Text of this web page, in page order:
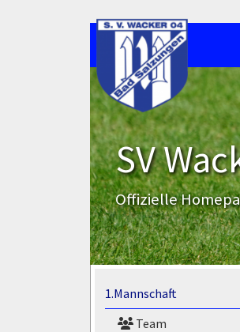
SV
Offizielle
1.Mannschaft
Team